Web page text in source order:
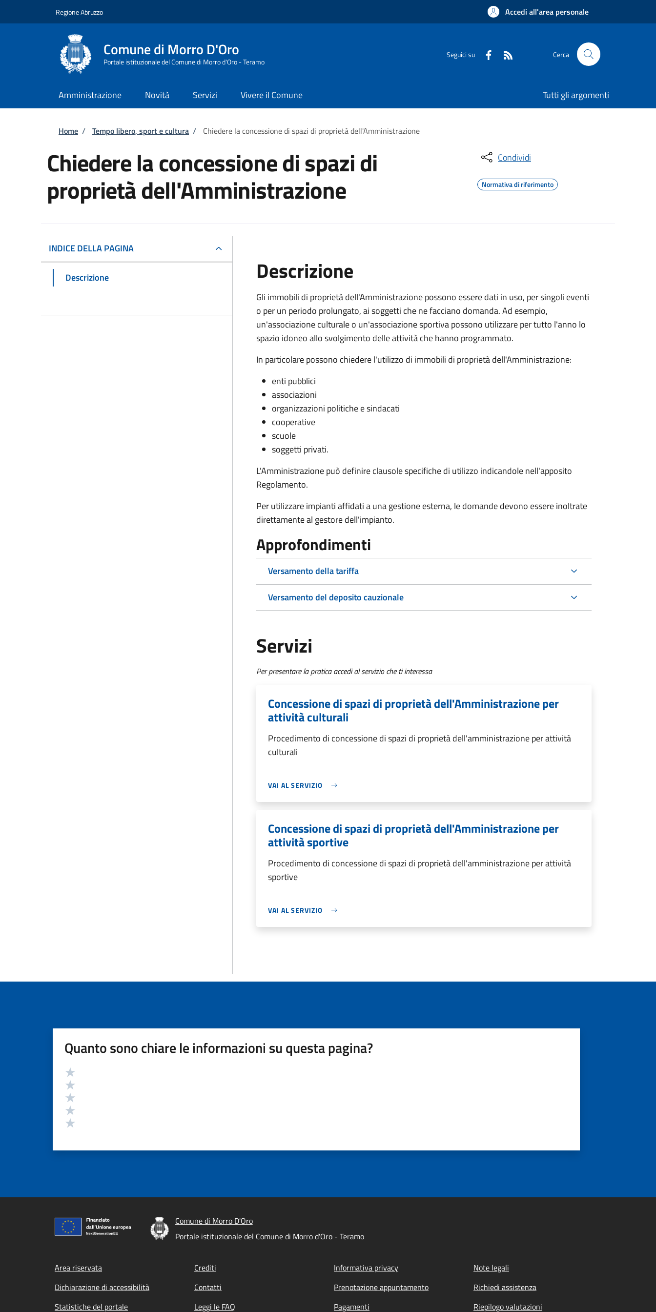
Regione Abruzzo Accedi all'area personale
Comune di Morro D'Oro
Portale istituzionale del Comune di Morro d'Oro - Teramo
Seguici su Cerca
Amministrazione Novità Servizi Vivere il Comune Tutti gli argomenti
Briciole di pane
Home / Tempo libero, sport e cultura / Chiedere la concessione di spazi di proprietà dell'Amministrazione
Chiedere la concessione di spazi di
proprietà dell'Amministrazione
Condividi
Normativa di riferimento
INDICE DELLA PAGINA
Descrizione Descrizione
Gli immobili di proprietà dell'Amministrazione possono essere dati in uso, per singoli eventi
o per un periodo prolungato, ai soggetti che ne facciano domanda. Ad esempio,
un'associazione culturale o un'associazione sportiva possono utilizzare per tutto l'anno lo
spazio idoneo allo svolgimento delle attività che hanno programmato.
In particolare possono chiedere l'utilizzo di immobili di proprietà dell'Amministrazione:
enti pubblici
associazioni
organizzazioni politiche e sindacati
cooperative
scuole
soggetti privati.
L'Amministrazione può definire clausole specifiche di utilizzo indicandole nell'apposito
Regolamento.
Per utilizzare impianti affidati a una gestione esterna, le domande devono essere inoltrate
direttamente al gestore dell'impianto.
Approfondimenti
Versamento della tariffa
Versamento del deposito cauzionale
Servizi
Per presentare la pratica accedi al servizio che ti interessa
Concessione di spazi di proprietà dell'Amministrazione per
attività culturali
Procedimento di concessione di spazi di proprietà dell'amministrazione per attività
culturali
VAI AL SERVIZIO
Concessione di spazi di proprietà dell'Amministrazione per
attività sportive
Procedimento di concessione di spazi di proprietà dell'amministrazione per attività
sportive
VAI AL SERVIZIO
Quanto sono chiare le informazioni su questa pagina?
Valutazione
Comune di Morro D'Oro
Portale istituzionale del Comune di Morro d'Oro - Teramo
Footer menu
Area riservata Crediti Informativa privacy
Note legali
Dichiarazione di accessibilità
Contatti Prenotazione appuntamento
Richiedi assistenza
Statistiche del portale
Leggi le FAQ Pagamenti Riepilogo valutazioni